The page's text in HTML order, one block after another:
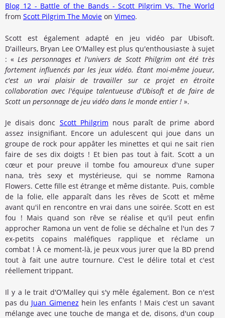
Blog 12 - Battle of the Bands - Scott Pilgrim Vs. The World
from Scott Pilgrim The Movie on Vimeo.
Scott est également adapté en jeu vidéo par Ubisoft.
D'ailleurs, Bryan Lee O'Malley est plus qu'enthousiaste à sujet
: « Les personnages et l'univers de Scott Philgrim ont été très
fortement influencés par les jeux vidéo. Étant moi-même joueur,
c'est un vrai plaisir de travailler sur ce projet en étroite
collaboration avec l'équipe talentueuse d'Ubisoft et de faire de
Scott un personnage de jeu vidéo dans le monde entier ! ».
Je disais donc Scott Philgrim nous paraît de prime abord
assez insignifiant. Encore un adulescent qui joue dans un
groupe de rock pour appâter les minettes et qui ne sait rien
faire de ses dix doigts ! Et bien pas tout à fait. Scott a un
cœur et pour preuve il tombe fou amoureux d'une super
nana, très sexy et mystérieuse, qui se nomme Ramona
Flowers. Cette fille est étrange et même distante. Puis, comble
de la folie, elle apparaît dans les rêves de Scott et même
avant qu'il en rencontre en vrai dans une soirée. Scott en est
fou ! Mais quand son rêve se réalise et qu'il peut enfin
approcher Ramona un vent de folie se déchaîne et l'un des 7
ex-petits copains maléfiques rapplique et réclame un
combat ! À ce moment-là, je peux vous jurer que la BD prend
tout à fait une autre tournure. C'est le délire total et c'est
réellement trippant.
Il y a le trait d'O'Malley qui s'y mêle également. Bon ce n'est
pas du Juan Gimenez hein les enfants ! Mais c'est un savant
mélange avec une touche de manga et de, disons, d'un coup